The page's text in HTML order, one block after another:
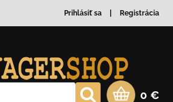
Prihlásiť sa Registrácia
0 €